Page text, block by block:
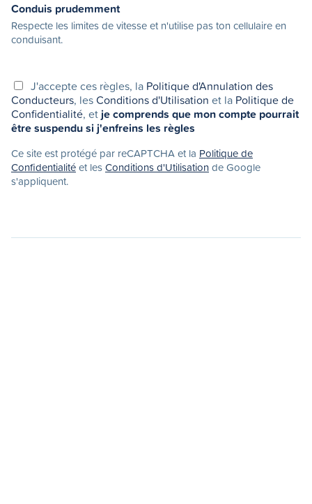
Conduis prudemment
Respecte les limites de vitesse et n'utilise pas ton cellulaire en
conduisant.
J'accepte ces règles, la Politique d'Annulation des
Conducteurs, lesConditions d'Utilisation et la Politique de
Confidentialité, etje comprends que mon compte pourrait
être suspendu si j'enfreins les règles
Ce site est protégé par reCAPTCHA et la Politique de
Confidentialitéet lesConditions d'Utilisationde Google
s'appliquent.